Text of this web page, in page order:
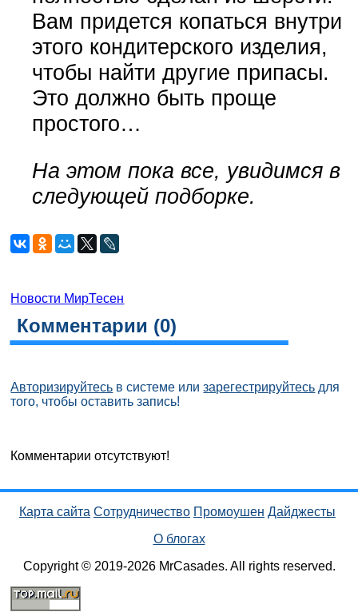
Вам придется копаться внутри
этого кондитерского изделия,
чтобы найти другие припасы.
Это должно быть проще
простого…
На этом пока все, увидимся в
следующей подборке.
Новости МирТесен
Комментарии (0)
Авторизируйтесь в системе илизарегестрируйтесь для
того, чтобы оставить запись!
Комментарии отсутствуют!
Карта сайта Сотрудничество Промоушен Дайджесты
О блогах
Copyright © 2019-2026 MrCasades. All rights reserved.